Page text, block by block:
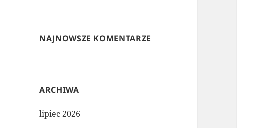
NAJNOWSZE KOMENTARZE
ARCHIWA
lipiec 2026